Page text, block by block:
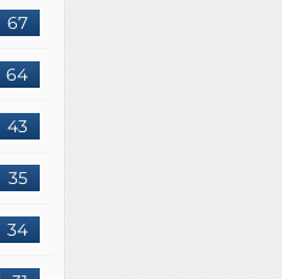
67
64
43
35
34